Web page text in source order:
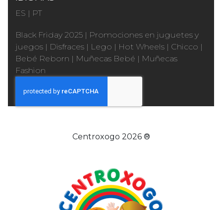
ES | PT
Black Friday 2025 | Promociones en juguetes y
juegos | Disfraces | Lego | Hot Wheels | Chicco |
Bebé Reborn | Muñecas Bebé | Muñecas
Fashion
Centroxogo 2026 ®